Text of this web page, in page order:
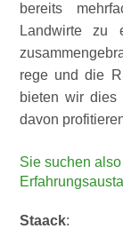
bereits
Landwirte zu
rege und die
bieten wir dies
davon
Sie suchen
Staack: